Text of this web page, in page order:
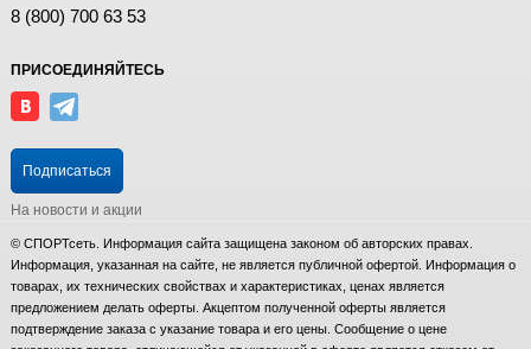
8 (800) 700 63 53
ПРИСОЕДИНЯЙТЕСЬ
Подписаться
На новости и акции
© СПОРТсеть. Информация сайта защищена законом об авторских правах.
Информация, указанная на сайте, не является публичной офертой. Информация о
товарах, их технических свойствах и характеристиках, ценах является
предложением делать оферты. Акцептом полученной оферты является
подтверждение заказа с указание товара и его цены. Сообщение о цене